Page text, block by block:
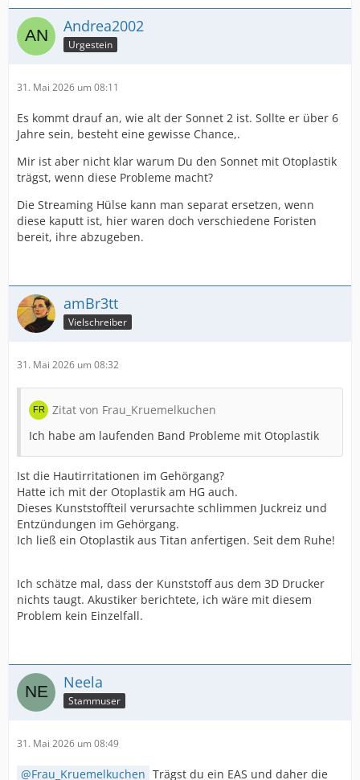
Andrea2002
Urgestein
31. Mai 2026 um 08:11
Es kommt drauf an, wie alt der Sonnet 2 ist. Sollte er über 6
Jahre sein, besteht eine gewisse Chance,.
Mir ist aber nicht klar warum Du den Sonnet mit Otoplastik
trägst, wenn diese Probleme macht?
Die Streaming Hülse kann man separat ersetzen, wenn
diese kaputt ist, hier waren doch verschiedene Foristen
bereit, ihre abzugeben.
amBr3tt
Vielschreiber
31. Mai 2026 um 08:32
Zitat von Frau_Kruemelkuchen
Ich habe am laufenden Band Probleme mit Otoplastik
Ist die Hautirritationen im Gehörgang?
Hatte ich mit der Otoplastik am HG auch.
Dieses Kunststoffteil verursachte schlimmen Juckreiz und
Entzündungen im Gehörgang.
Ich ließ ein Otoplastik aus Titan anfertigen. Seit dem Ruhe!
Ich schätze mal, dass der Kunststoff aus dem 3D Drucker
nichts taugt. Akustiker berichtete, ich wäre mit diesem
Problem kein Einzelfall.
Neela
Stammuser
31. Mai 2026 um 08:49
Frau_Kruemelkuchen Trägst du ein EAS und daher die